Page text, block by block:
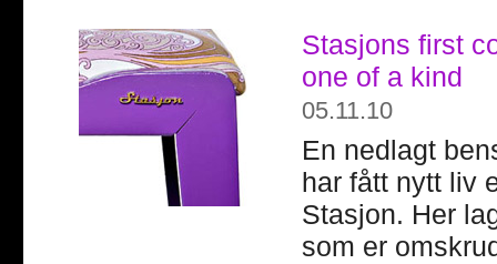
Stasjons first
one of a kind
05.11.10
En nedlagt
har fått nytt liv
Stasjon. Her
som er